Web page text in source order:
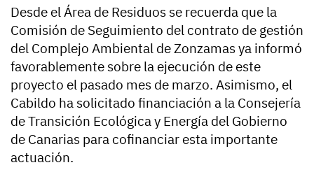
Desde el Área de Residuos se recuerda que la
Comisión de Seguimiento del contrato de gestión
del Complejo Ambiental de Zonzamas ya informó
favorablemente sobre la ejecución de este
proyecto el pasado mes de marzo. Asimismo, el
Cabildo ha solicitado financiación a la Consejería
de Transición Ecológica y Energía del Gobierno
de Canarias para cofinanciar esta importante
actuación.